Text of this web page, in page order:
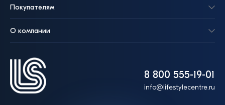
8 800 555-19-01
info@lifestylecentre.ru
Покупателям
О компании